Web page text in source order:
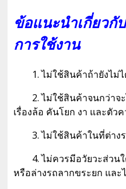
ข้อแนะนำเกี่ยวกั
การใช้งาน
1. ไม่ใช้สินค้าถ้ายังไม่ไ
2. ไม่ใช้สินค้าจนกว่าจะ
เรื่องล้อ คันโยก งา และตัว
3. ไม่ใช้สินค้าในที่ต่าง
4. ไม่ควรมีอวัยวะส่วนใ
หรือล่างรถลากขระยก แล